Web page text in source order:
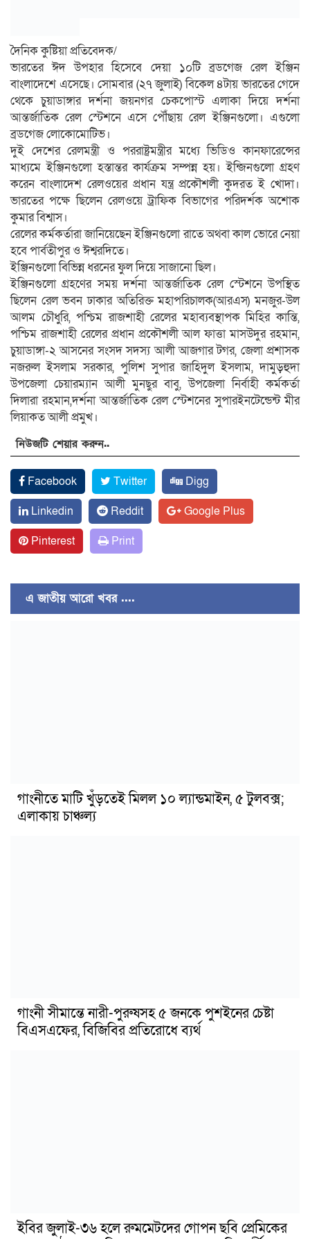
দৈনিক কুষ্টিয়া প্রতিবেদক/
ভারতের ঈদ উপহার হিসেবে দেয়া ১০টি ব্রডগেজ রেল ইঞ্জিন
বাংলাদেশে এসেছে। সোমবার (২৭ জুলাই) বিকেল ৪টায় ভারতের গেদে
থেকে চুয়াডাঙ্গার দর্শনা জয়নগর চেকপোস্ট এলাকা দিয়ে দর্শনা
আন্তর্জাতিক রেল স্টেশনে এসে পৌঁছায় রেল ইঞ্জিনগুলো। এগুলো
ব্রডগেজ লোকোমোটিভ।
দুই দেশের রেলমন্ত্রী ও পররাষ্ট্রমন্ত্রীর মধ্যে ভিডিও কানফারেন্সের
মাধ্যমে ইঞ্জিনগুলো হস্তান্তর কার্যক্রম সম্পন্ন হয়। ইন্জিনগুলো গ্রহণ
করেন বাংলাদেশ রেলওয়ের প্রধান যন্ত্র প্রকৌশলী কুদরত ই খোদা।
ভারতের পক্ষে ছিলেন রেলওয়ে ট্রাফিক বিভাগের পরিদর্শক অশোক
কুমার বিশ্বাস।
রেলের কর্মকর্তারা জানিয়েছেন ইঞ্জিনগুলো রাতে অথবা কাল ভোরে নেয়া
হবে পার্বতীপুর ও ঈশ্বরদিতে।
ইঞ্জিনগুলো বিভিন্ন ধরনের ফুল দিয়ে সাজানো ছিল।
ইঞ্জিনগুলো গ্রহণের সময় দর্শনা আন্তর্জাতিক রেল স্টেশনে উপস্থিত
ছিলেন রেল ভবন ঢাকার অতিরিক্ত মহাপরিচালক(আরএস) মনজুর-উল
আলম চৌধুরি, পশ্চিম রাজশাহী রেলের মহাব্যবস্থাপক মিহির কান্তি,
পশ্চিম রাজশাহী রেলের প্রধান প্রকৌশলী আল ফাত্তা মাসউদুর রহমান,
চুয়াডাঙ্গা-২ আসনের সংসদ সদস্য আলী আজগার টগর, জেলা প্রশাসক
নজরুল ইসলাম সরকার, পুলিশ সুপার জাহিদুল ইসলাম, দামুড়হুদা
উপজেলা চেয়ারম্যান আলী মুনছুর বাবু, উপজেলা নির্বাহী কর্মকর্তা
দিলারা রহমান,দর্শনা আন্তর্জাতিক রেল স্টেশনের সুপারইনটেন্ডেন্ট মীর
লিয়াকত আলী প্রমুখ।
নিউজটি শেয়ার করুন..
Facebook Twitter
Digg
Linkedin
Reddit
Google Plus
Pinterest
Print
এ জাতীয় আরো খবর ....
গাংনীতে মাটি খুঁড়তেই মিলল ১০ ল্যান্ডমাইন, ৫ টুলবক্স;
এলাকায় চাঞ্চল্য
গাংনী সীমান্তে নারী-পুরুষসহ ৫ জনকে পুশইনের চেষ্টা
বিএসএফের, বিজিবির প্রতিরোধে ব্যর্থ
ইবির জুলাই-৩৬ হলে রুমমেটদের গোপন ছবি প্রেমিকের